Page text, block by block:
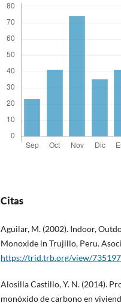
Citas
Aguilar, M. (2002). Indoor,
Monoxide in Trujillo, Peru.
https://trid.trb.org/view/735197
Alosilla Castillo, Y. N. (2014).
monóxido de carbono en